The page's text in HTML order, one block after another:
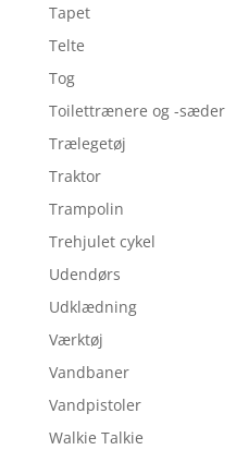
Tapet
Telte
Tog
Toilettrænere og -sæder
Trælegetøj
Traktor
Trampolin
Trehjulet cykel
Udendørs
Udklædning
Værktøj
Vandbaner
Vandpistoler
Walkie Talkie